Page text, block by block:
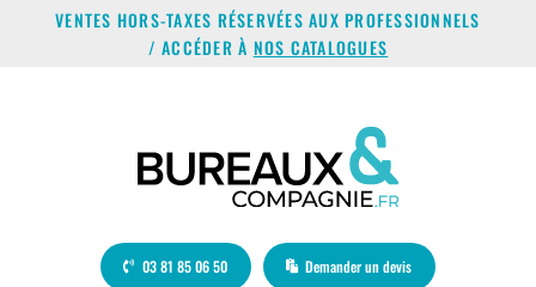
VENTES HORS-TAXES RÉSERVÉES AUX PROFESSIONNELS
/ ACCÉDER À NOS CATALOGUES
03 81 85 06 50 Demander un devis